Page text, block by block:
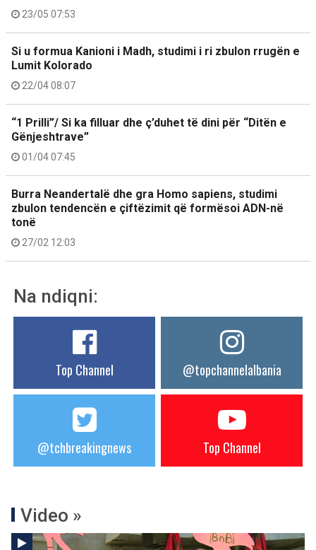
23/05 07:53
Si u formua Kanioni i Madh, studimi i ri zbulon rrugën e
Lumit Kolorado
22/04 08:07
“1 Prilli”/ Si ka filluar dhe ç’duhet të dini për “Ditën e
Gënjeshtrave”
01/04 07:45
Burra Neandertalë dhe gra Homo sapiens, studimi
zbulon tendencën e çiftëzimit që formësoi ADN-në
tonë
27/02 12:03
Na ndiqni:
Top Channel @topchannelalbania
@tchbreakingnews Top Channel
Video »